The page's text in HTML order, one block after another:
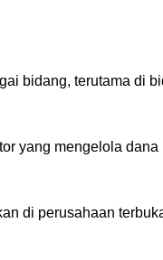
bidang, terutama di
yang mengelola dana
di perusahaan